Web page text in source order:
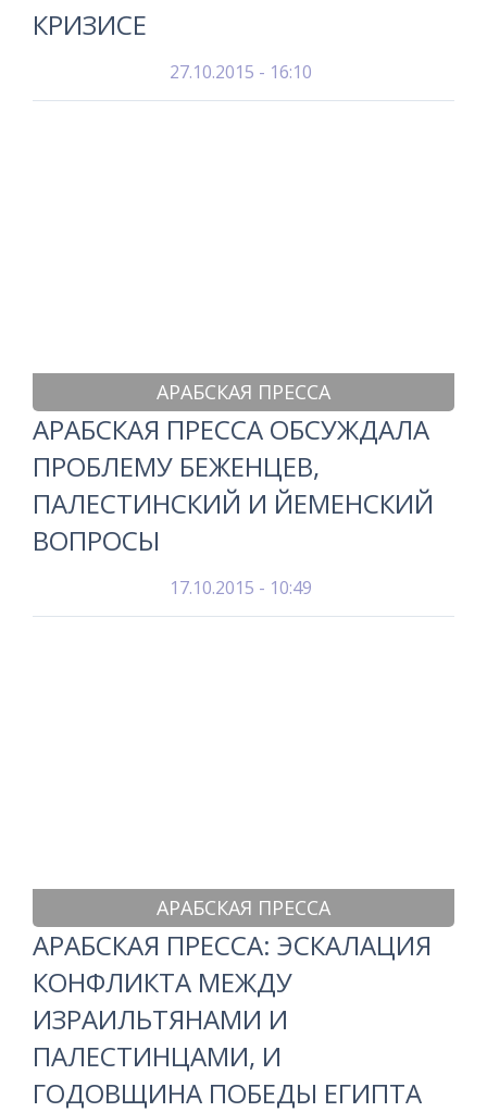
КРИЗИСЕ
27.10.2015 - 16:10
АРАБСКАЯ ПРЕССА
АРАБСКАЯ ПРЕССА ОБСУЖДАЛА
ПРОБЛЕМУ БЕЖЕНЦЕВ,
ПАЛЕСТИНСКИЙ И ЙЕМЕНСКИЙ
ВОПРОСЫ
17.10.2015 - 10:49
АРАБСКАЯ ПРЕССА
АРАБСКАЯ ПРЕССА: ЭСКАЛАЦИЯ
КОНФЛИКТА МЕЖДУ
ИЗРАИЛЬТЯНАМИ И
ПАЛЕСТИНЦАМИ, И
ГОДОВЩИНА ПОБЕДЫ ЕГИПТА